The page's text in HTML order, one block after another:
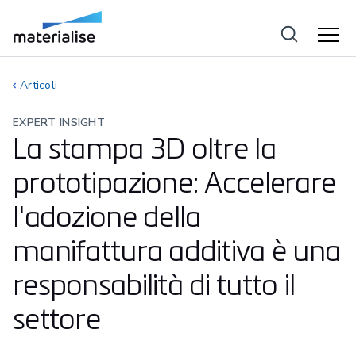
Articoli
EXPERT INSIGHT
La stampa 3D oltre la
prototipazione: Accelerare
l'adozione della
manifattura additiva è una
responsabilità di tutto il
settore